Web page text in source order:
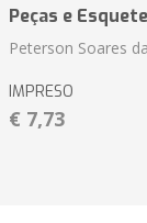
Peças e
Peterson Soares
IMPRESO
€ 7,73